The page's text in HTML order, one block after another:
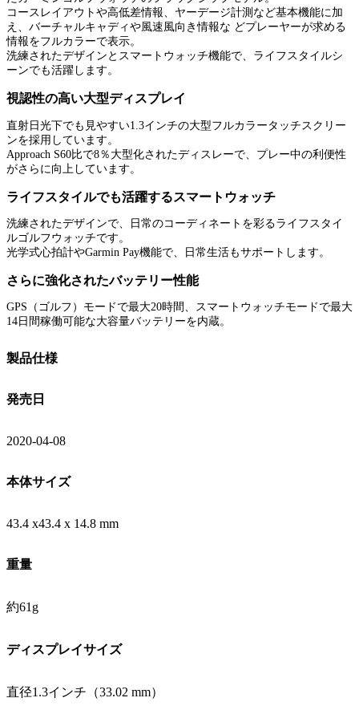
コースレイアウトや高低差情報、ヤーデージ計測など基本機能に加
え、バーチャルキャディや風速風向き情報な どプレーヤーが求める
情報をフルカラーで表示。
洗練されたデザインとスマートウォッチ機能で、ライフスタイルシ
ーンでも活躍します。
視認性の高い大型ディスプレイ
直射日光下でも見やすい1.3インチの大型フルカラータッチスクリー
ンを採用しています。
Approach S60比で8％大型化されたディスレーで、プレー中の利便性
がさらに向上しています。
ライフスタイルでも活躍するスマートウォッチ
洗練されたデザインで、日常のコーディネートを彩るライフスタイ
ルゴルフウォッチです。
光学式心拍計やGarmin Pay機能で、日常生活もサポートします。
さらに強化されたバッテリー性能
GPS（ゴルフ）モードで最大20時間、スマートウォッチモードで最大
14日間稼働可能な大容量バッテリーを内蔵。
製品仕様
発売日
2020-04-08
本体サイズ
43.4 x43.4 x 14.8 mm
重量
約61g
ディスプレイサイズ
直径1.3インチ（33.02 mm）